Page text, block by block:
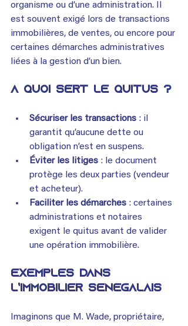
organisme ou d’une administration. Il
est souvent exigé lors de transactions
immobilières, de ventes, ou encore pour
certaines démarches administratives
liées à la gestion d’un bien.
À quoi sert le Quitus ?
Sécuriser les transactions : il
garantit qu’aucune dette ou
obligation n’est en suspens.
Éviter les litiges : le document
protège les deux parties (vendeur
et acheteur).
Faciliter les démarches : certaines
administrations et notaires
exigent le quitus avant de valider
une opération immobilière.
Exemples dans
l’immobilier sénégalais
Imaginons que M. Wade, propriétaire,